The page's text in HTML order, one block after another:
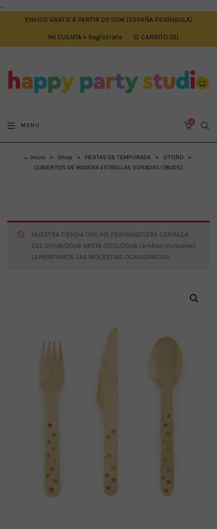
....
ENVÍOS GRATIS A PARTIR DE 120€ (ESPAÑA PENÍNSULA)
MI CUENTA » Regístrate CARRITO 0
MENU 0
→ Inicio » Shop » FIESTAS DE TEMPORADA » OTOÑO
»
CUBIERTOS DE MADERA ESTRELLAS DORADAS (18UDS)
NUESTRA TIENDA ONLINE PERMANECERÁ CERRADA
DEL 01/08/2026 HASTA 01/10/2026 (ambos inclusive).
LAMENTAMOS LAS MOLESTIAS OCASIONADAS.